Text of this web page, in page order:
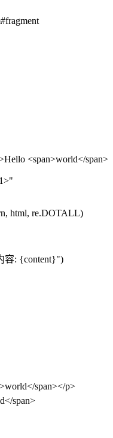
<span>world</span>
html, re.DOTALL)
: {content}")
span></p>
span>